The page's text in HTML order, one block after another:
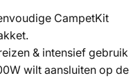
CampetKit
& intensief gebruik
wilt aansluiten op de